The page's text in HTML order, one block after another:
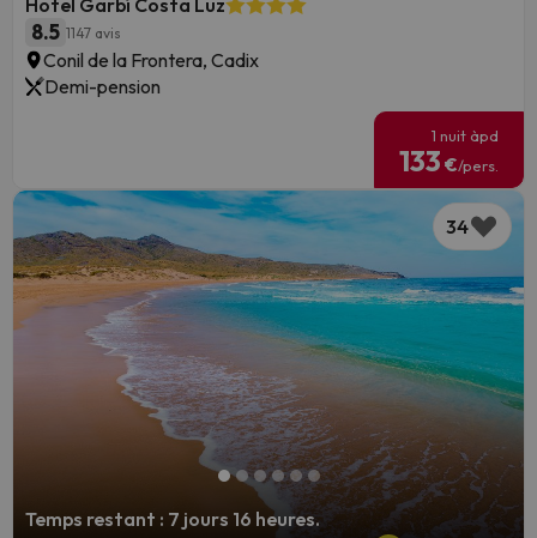
Hotel Garbí Costa Luz
8.5 1147 avis
Conil de la Frontera, Cadix
Demi-pension
1 nuit àpd
133 €/pers.
Temps restant : 7 jours 16 heures.
34